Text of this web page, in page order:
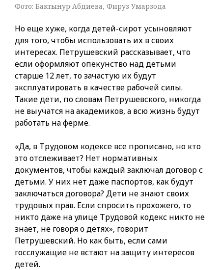
Фото: Бактынур Абдиева, Фируз Умарзода
Но еще хуже, когда детей-сирот усыновляют
для того, чтобы использовать их в своих
интересах. Петрушевский рассказывает, что
если оформляют опекунство над детьми
старше 12 лет, то зачастую их будут
эксплуатировать в качестве рабочей силы.
Такие дети, по словам Петрушевского, никогда
не выучатся на академиков, а всю жизнь будут
работать на ферме.
«Да, в Трудовом кодексе все прописано, но кто
это отслеживает? Нет нормативных
документов, чтобы каждый заключал договор с
детьми. У них нет даже паспортов, как будут
заключаться договора? Дети не знают своих
трудовых прав. Если спросить прохожего, то
никто даже на улице Трудовой кодекс никто не
знает, не говоря о детях», говорит
Петрушевский. Но как быть, если сами
госслужащие не встают на защиту интересов
детей.